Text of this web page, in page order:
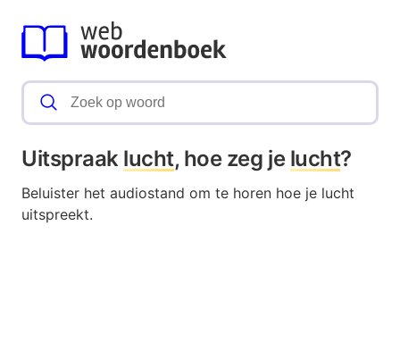
Uitspraak lucht, hoe zeg je lucht?
Beluister het audiostand om te horen hoe je lucht
uitspreekt.